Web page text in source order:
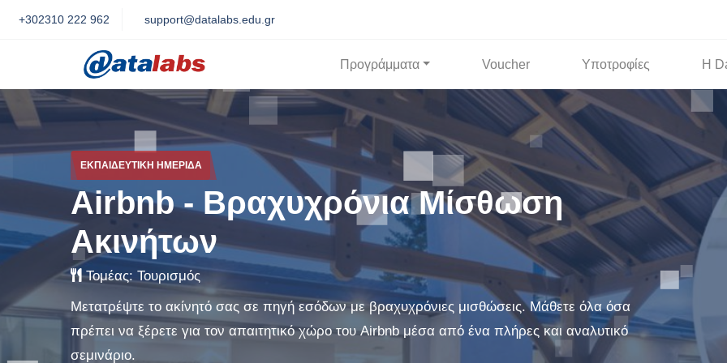
+302310 222 962 support@datalabs.edu.gr
Προγράμματα Voucher Υποτροφίες Η
ΕΚΠΑΙΔΕΥΤΙΚΉ ΗΜΕΡΊΔΑ
Airbnb - Βραχυχρόνια Μίσθωση
Ακινήτων
Τομέας: Τουρισμός
Μετατρέψτε το ακίνητό σας σε πηγή εσόδων με βραχυχρόνιες μισθώσεις. Μάθετε όλα όσα
πρέπει να ξέρετε για τον απαιτητικό χώρο του Airbnb μέσα από ένα πλήρες και αναλυτικό
σεμινάριο.